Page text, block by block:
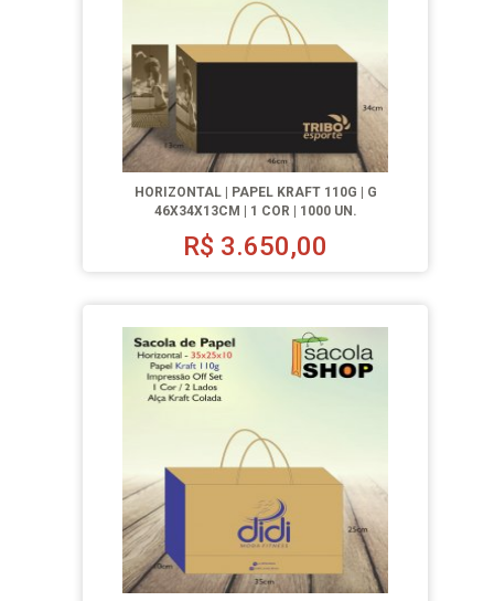
HORIZONTAL | PAPEL KRAFT 110G | G
46X34X13CM | 1 COR | 1000 UN.
R$ 3.650,00